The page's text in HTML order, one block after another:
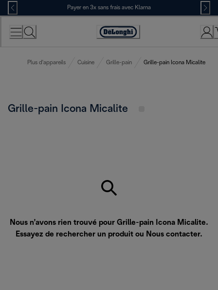
Skip
to
Content
Payer en 3x sans frais avec Klarna
Déclaration
Plus d'appareils Cuisine Grille-pain Grille-pain Icona Micalite
Grille-pain Icona Micalite
Nous n’avons rien trouvé pour Grille-pain Icona Micalite.
Essayez de rechercher un produit ou Nous contacter.